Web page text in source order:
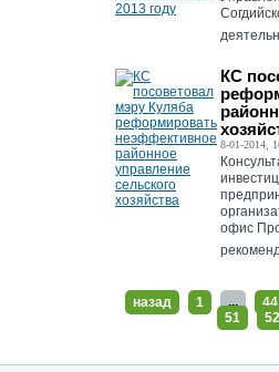
КС
8-01-2014,
офис
назад 1 ...
44
51
52